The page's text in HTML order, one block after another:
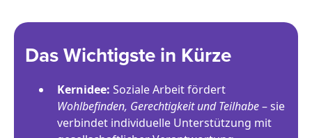
Das Wichtigste in Kürze
Kernidee: Soziale Arbeit fördert
Wohlbefinden, Gerechtigkeit und Teilhabe– sie
verbindet individuelle Unterstützung mit